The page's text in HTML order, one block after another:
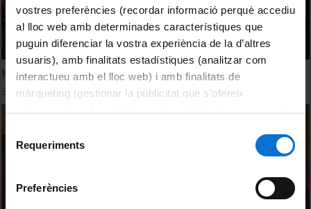
vostres preferències (recordar informació perquè accediu
al lloc web amb determinades característiques que
puguin diferenciar la vostra experiència de la d’altres
usuaris), amb finalitats estadístiques (analitzar com
interactueu amb el lloc web) i amb finalitats de
màrqueting (gestionar la publicitat que s’ofereix
consultar laPolítica de galetes del lloc web de la
Requeriments
Preferències
Memòria Fragmentada. Francesc Torres
3 December, 2014